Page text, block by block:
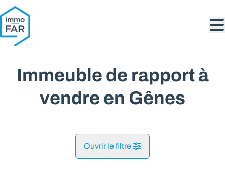
Aller au contenu principal
Immeuble de rapport à
vendre en Gênes
Ouvrir le filtre